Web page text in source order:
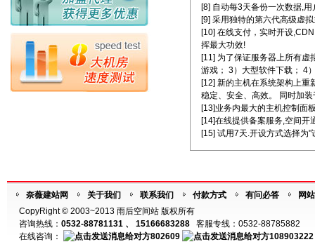
[8] 自动每3天备份一次数据,
[9] 采用独特的第六代高级虚
[10] 在线支付，实时开设
挥最大功效!
[11] 为了保证服务器上所有虚
游戏； 3）大型软件下载； 4
[12] 新的主机在系统架构上重
稳定、安全、高效。 同时加
[13]业务内最大的主机控制面
[14]在线提供备案服务,空间开
[15] 试用7天.开设方式选择为"
奈薇建站网 关于我们 联系我们 付款方式 有问必答
网
CopyRight © 2003~2013 雨后空间站 版权所有
咨询热线： 0532-88781131 、 15166683288 客服专线：0532-88785882
在线咨询：
802609 108903222